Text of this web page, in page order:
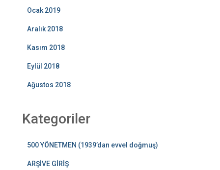
Ocak 2019
Aralık 2018
Kasım 2018
Eylül 2018
Ağustos 2018
Kategoriler
500 YÖNETMEN (1939’dan evvel doğmuş)
ARŞİVE GİRİŞ